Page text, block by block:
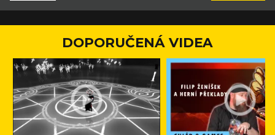
DOPORUČENÁ VIDEA